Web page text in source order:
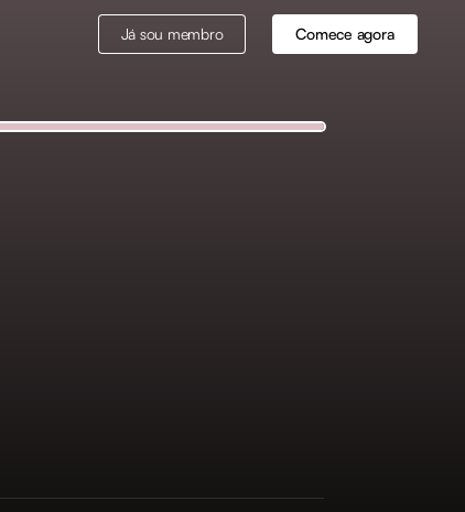
Já sou membro Comece agora